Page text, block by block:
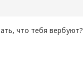
что тебя вербуют?